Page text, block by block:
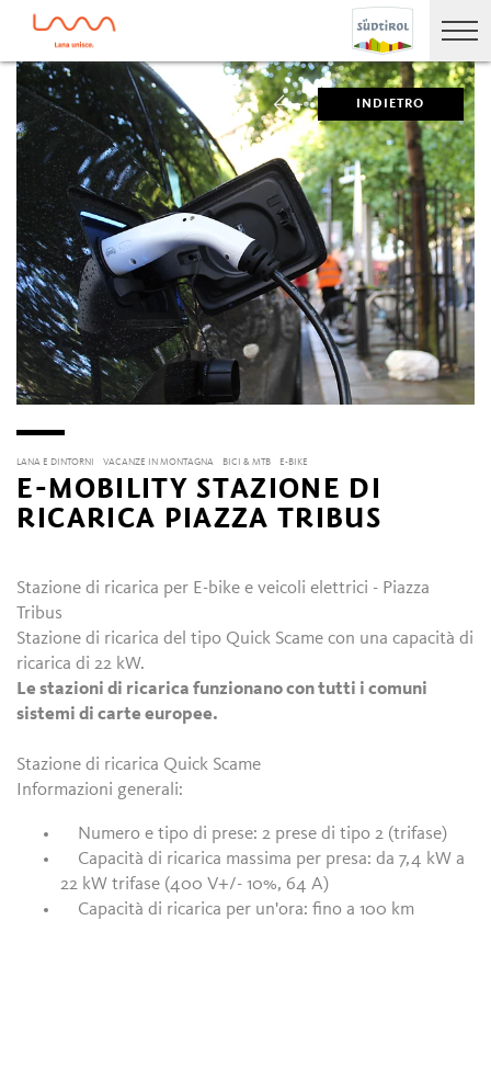
INDIETRO
LANA E DINTORNI VACANZE IN MONTAGNA BICI & MTB E-BIKE
E-MOBILITY STAZIONE DI
RICARICA PIAZZA TRIBUS
Stazione di ricarica per E-bike e veicoli elettrici - Piazza
Tribus
Stazione di ricarica del tipo Quick Scame con una capacità di
ricarica di 22 kW.
Le stazioni di ricarica funzionano con tutti i comuni
sistemi di carte europee.
Stazione di ricarica Quick Scame
Informazioni generali:
Numero e tipo di prese: 2 prese di tipo 2 (trifase)
Capacità di ricarica massima per presa: da 7,4 kW a
22 kW trifase (400 V+/- 10%, 64 A)
Capacità di ricarica per un'ora: fino a 100 km